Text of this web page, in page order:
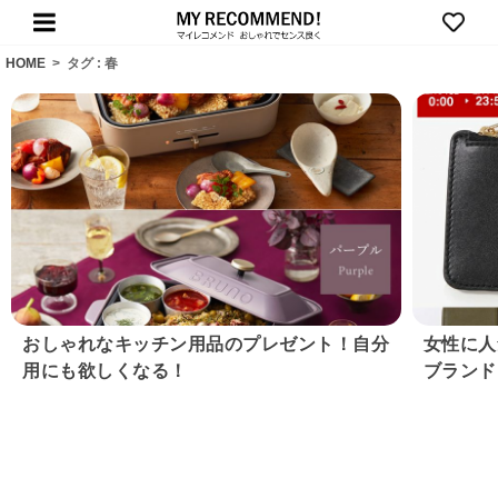
HOME > タグ : 春
おしゃれなキッチン用品のプレゼント！自分
用にも欲しくなる！
女性に
ブラン